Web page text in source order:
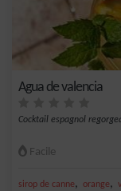
Agua de valencia
Cocktail espagnol
Facile
sirop de canne, orange,